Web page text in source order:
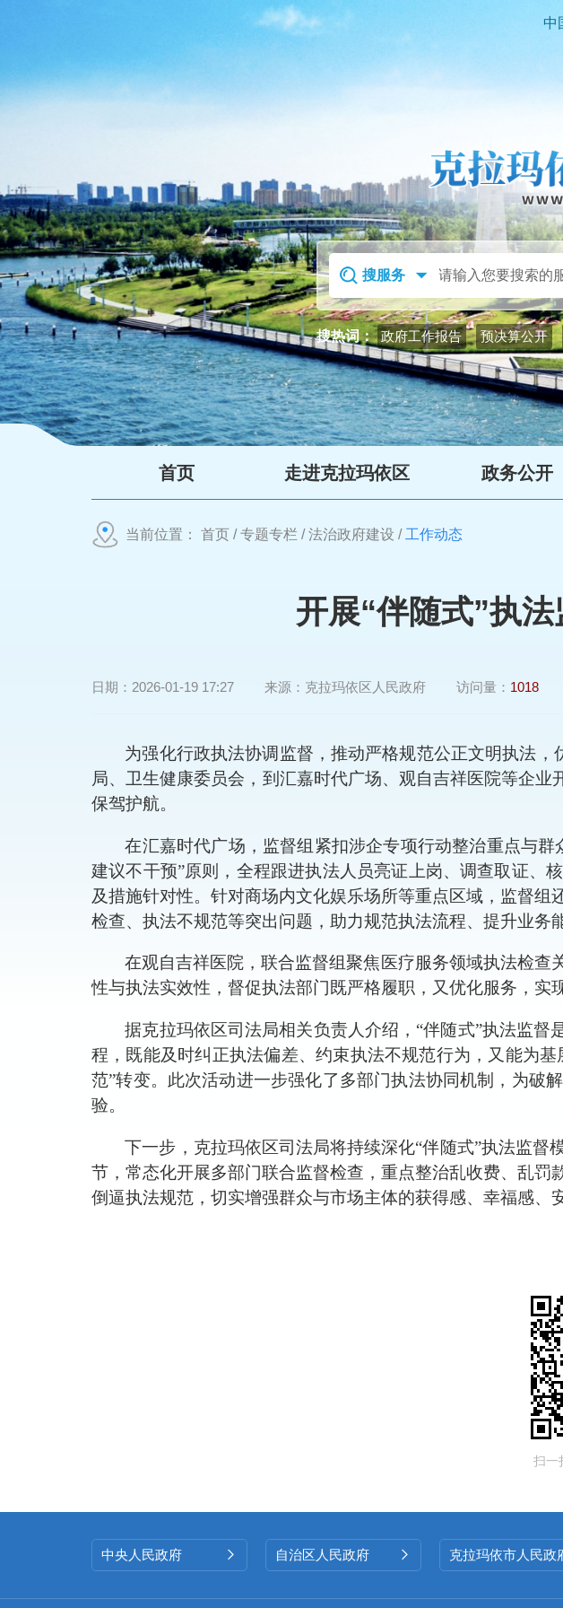
中
搜热词： 政府工作报告 预决算公开
首页 走进克拉玛依区 政务公开
走进克拉玛依区
当前位置： 首页 /专题专栏 /法治政府建设 / 工作动态
开展“伴随式”执
日期： 2026-01-19 17:27 来源： 克拉玛依区人民政府 访问量： 1018
为强化行政执法协调监督，推动严格规范公正文明执法，
局、卫生健康委员会， 到 汇嘉时代广场、观自吉祥医院等企业
保驾护航。
在汇嘉时代广场，监督组 紧扣涉企专项行动整治重点与群
建议不干预”原则，全程跟进执法人员亮证上岗、调查取证、
及措施针对性。针对商场内文化娱乐场所等重点区域 ，监督组
检查、执法不规范等突出问题，助力规范执法流程、提升业务
在观自吉祥医院，联合监督组聚焦医疗服务领域执法检
性与执法实效性，督促执法部门既严格履职，又优化服务，实
据克拉玛依区司法局相关负责人介绍， “伴随式”执法监督
程，既能及时纠正执法偏差、约束执法不规范行为，又能为
范”转变。此次活动进一步强化了多部门执法协同机制，为破
验。
下一步，克拉玛依区司法局将持续深化“伴随式”执法监督
节，常态化开展多部门联合监督检查，重点整治乱收费、乱
倒逼执法规范，切实增强群众与市场主体的获得感、幸福感、
扫一
中央人民政府  自治区人民政府  克拉玛依市人民政